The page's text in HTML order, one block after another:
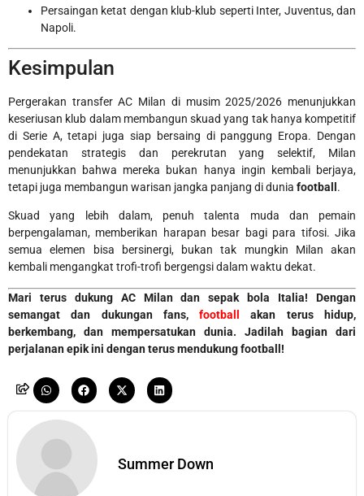
Persaingan ketat dengan klub-klub seperti Inter, Juventus, dan
Napoli.
Kesimpulan
Pergerakan transfer AC Milan di musim 2025/2026 menunjukkan
keseriusan klub dalam membangun skuad yang tak hanya kompetitif
di Serie A, tetapi juga siap bersaing di panggung Eropa. Dengan
pendekatan strategis dan perekrutan yang selektif, Milan
menunjukkan bahwa mereka bukan hanya ingin kembali berjaya,
tetapi juga membangun warisan jangka panjang di dunia football .
Skuad yang lebih dalam, penuh talenta muda dan pemain
berpengalaman, memberikan harapan besar bagi para tifosi. Jika
semua elemen bisa bersinergi, bukan tak mungkin Milan akan
kembali mengangkat trofi-trofi bergengsi dalam waktu dekat.
Mari terus dukung AC Milan dan sepak bola Italia! Dengan
semangat dan dukungan fans,football
akan terus hidup,
berkembang, dan mempersatukan dunia. Jadilah bagian dari
perjalanan epik ini dengan terus mendukung football!
Summer Down